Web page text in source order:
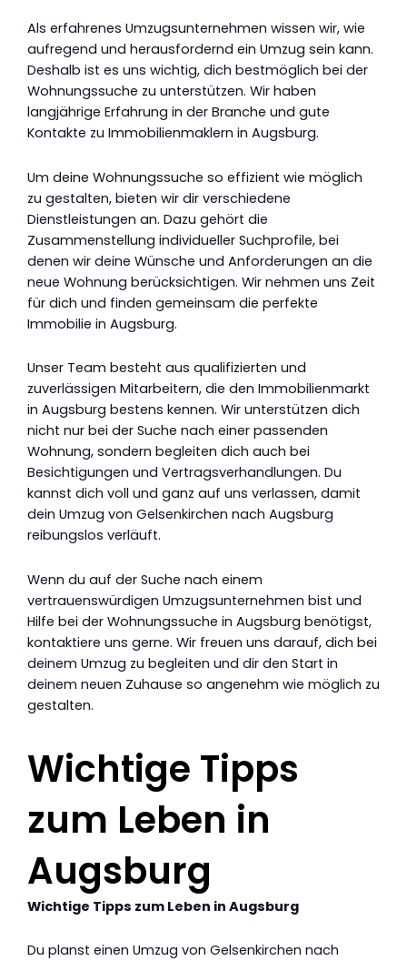
Als erfahrenes Umzugsunternehmen wissen wir, wie
aufregend und herausfordernd ein Umzug sein kann.
Deshalb ist es uns wichtig, dich bestmöglich bei der
Wohnungssuche zu unterstützen. Wir haben
langjährige Erfahrung in der Branche und gute
Kontakte zu Immobilienmaklern in Augsburg.
Um deine Wohnungssuche so effizient wie möglich
zu gestalten, bieten wir dir verschiedene
Dienstleistungen an. Dazu gehört die
Zusammenstellung individueller Suchprofile, bei
denen wir deine Wünsche und Anforderungen an die
neue Wohnung berücksichtigen. Wir nehmen uns Zeit
für dich und finden gemeinsam die perfekte
Immobilie in Augsburg.
Unser Team besteht aus qualifizierten und
zuverlässigen Mitarbeitern, die den Immobilienmarkt
in Augsburg bestens kennen. Wir unterstützen dich
nicht nur bei der Suche nach einer passenden
Wohnung, sondern begleiten dich auch bei
Besichtigungen und Vertragsverhandlungen. Du
kannst dich voll und ganz auf uns verlassen, damit
dein Umzug von Gelsenkirchen nach Augsburg
reibungslos verläuft.
Wenn du auf der Suche nach einem
vertrauenswürdigen Umzugsunternehmen bist und
Hilfe bei der Wohnungssuche in Augsburg benötigst,
kontaktiere uns gerne. Wir freuen uns darauf, dich bei
deinem Umzug zu begleiten und dir den Start in
deinem neuen Zuhause so angenehm wie möglich zu
gestalten.
Wichtige Tipps
zum Leben in
Augsburg
Wichtige Tipps zum Leben in Augsburg
Du planst einen Umzug von Gelsenkirchen nach